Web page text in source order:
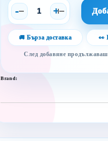
- +
🚚 Бърза доставка 👀
След добавяне
Brand: